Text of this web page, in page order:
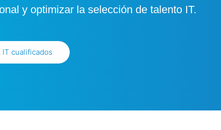
y optimizar la selección de talento IT.
IT cualificados